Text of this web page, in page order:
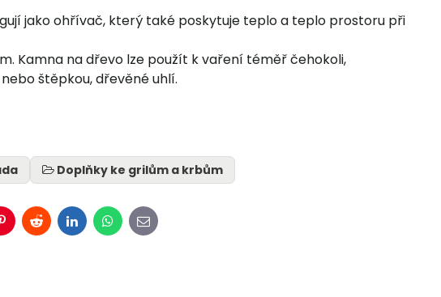
jako ohřívač, který také poskytuje teplo a teplo prostoru při
Kamna na dřevo lze použít k vaření téměř čehokoli,
štěpkou, dřevěné uhlí.
Doplňky ke grilům a krbům
Pinterest
RedditLinkedInWhatsApp
E-
mail